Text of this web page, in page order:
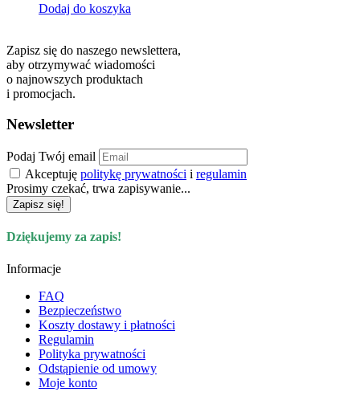
Dodaj do koszyka
Zapisz się do naszego newslettera,
aby otrzymywać wiadomości
o najnowszych produktach
i promocjach.
Newsletter
Podaj Twój email
Akceptuję politykę prywatności i regulamin
Prosimy czekać, trwa zapisywanie...
Zapisz się!
Dziękujemy za zapis!
Informacje
FAQ
Bezpieczeństwo
Koszty dostawy i płatności
Regulamin
Polityka prywatności
Odstąpienie od umowy
Moje konto